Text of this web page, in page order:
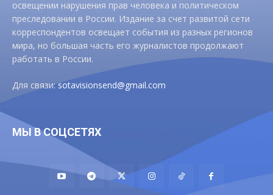
освещении нарушения прав человека и политическом
преследовании в России. Издание за счет развитой сети
корреспондентов освещает события из разных регионов
мира, но большая часть его журналистов продолжают
работать в России.
Для связи:sotavisionsend@gmail.com
МЫ В СОЦСЕТЯХ